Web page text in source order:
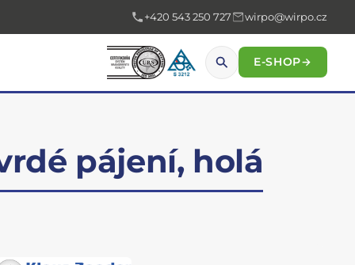
+420 543 250 727 wirpo@wirpo.cz
E-SHOP→
pájení, holá